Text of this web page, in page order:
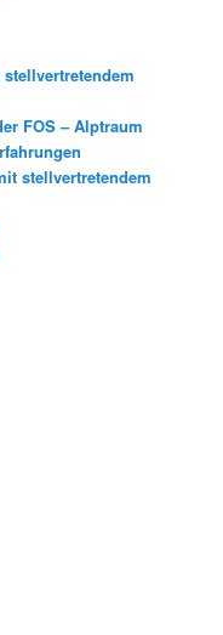
FOS – Alptraum
stellvertretendem